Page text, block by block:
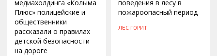
медиахолдинга «Колыма
Плюс» полицейские и
общественники
рассказали о правилах
детской безопасности
на дороге
поведения в лесу в
пожароопасный период
ЛЕС ГОРИТ